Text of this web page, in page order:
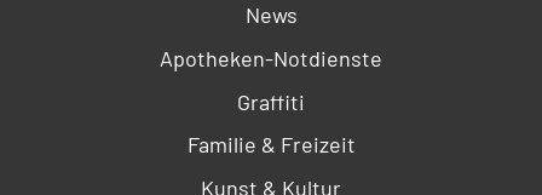
News
Apotheken-Notdienste
Graffiti
Familie & Freizeit
Kunst & Kultur